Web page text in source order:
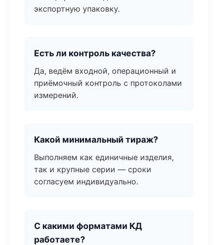
экспортную упаковку.
Есть ли контроль качества?
Да, ведём входной, операционный и
приёмочный контроль с протоколами
измерений.
Какой минимальный тираж?
Выполняем как единичные изделия,
так и крупные серии — сроки
согласуем индивидуально.
С какими форматами КД
работаете?